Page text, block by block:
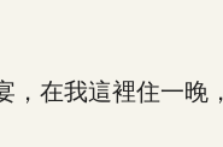
我這裡住一晚